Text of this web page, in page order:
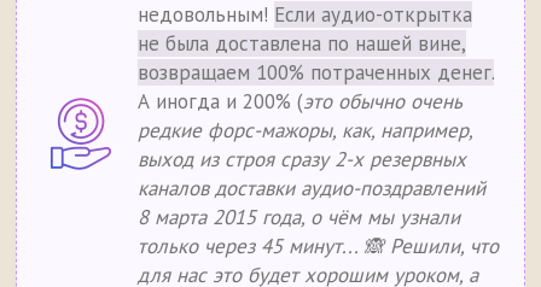
недовольным! Если аудио-открытка
не была доставлена по нашей вине,
возвращаем 100% потраченных денег.
А иногда и 200% (это обычно очень
редкие форс-мажоры, как, например,
выход из строя сразу 2-х резервных
каналов доставки аудио-поздравлений
8 марта 2015 года, о чём мы узнали
только через 45 минут... 🙈 Решили, что
для нас это будет хорошим уроком, а